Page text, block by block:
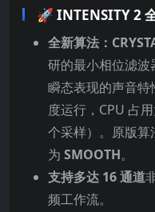
🚀 INTENSITY 2
全新算法：
研的最小相位滤
瞬态表现的声音
度运行，CPU 占
个采样）。原版算
为 SMOOTH。
支持多达 16 通道
频工作流。